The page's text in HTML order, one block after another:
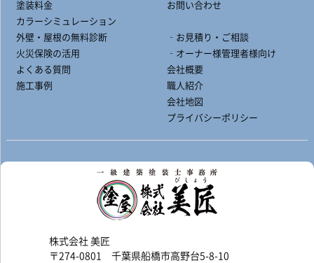
塗装料金
カラーシミュレーション
外壁・屋根の無料診断
火災保険の活用
よくある質問
施工事例
お問い合わせ
‐お見積り・ご相談
‐オーナー様管理者様向け
会社概要
職人紹介
会社地図
プライバシーポリシー
株式会社 美匠
〒274-0801 千葉県船橋市高野台5-8-10